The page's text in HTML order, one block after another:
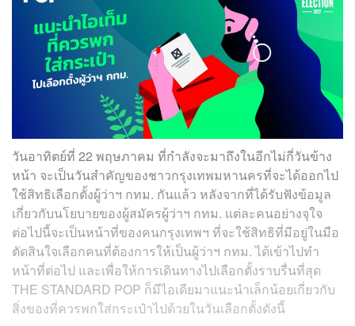
วันอาทิตย์ที่ 22 พฤษภาคม ที่กำลังจะมาถึงในอีกไม่กี่วันข้าง
หน้า จะเป็นวันสำคัญของชาวกรุงเทพมหานครที่จะได้ออกไป
ใช้สิทธิเลือกตั้งผู้ว่าฯ กทม. กันแล้ว หลังจากที่ได้รับฟังข้อมูล
เกี่ยวกับนโยบายของผู้สมัครผู้ว่าฯ กทม. แต่ละคนอย่างจุใจ
ต่อไปนี้จะเป็นหน้าที่ของคนกรุงเทพฯ ที่จะใช้สิทธิที่มีอยู่ในมือ
ตัดสินใจเลือกคนที่ต้องการให้เป็นผู้ว่าฯ กทม. ได้เข้าไปทำ
หน้าที่ต่อไป และเพื่อให้การเดินทางไปเลือกตั้งราบรื่นที่สุด
THE STANDARD POP ก็มีไอเดียมาแนะนำเล็กน้อยเกี่ยวกับ
สิ่งของที่ควรพกใส่กระเป๋าไปด้วยในวันเลือกตั้งดังนี้